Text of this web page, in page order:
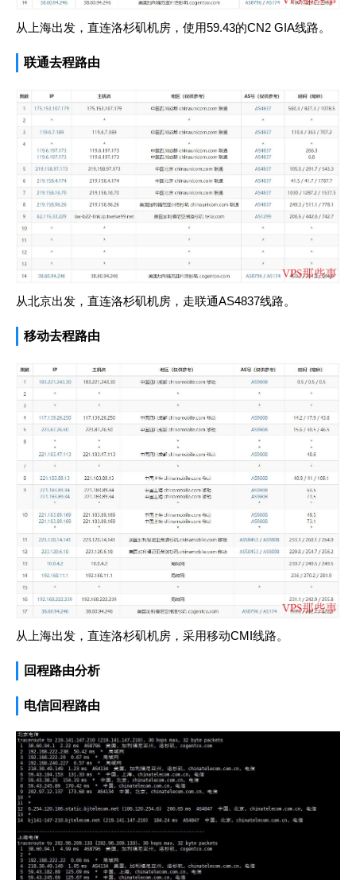
从上海出发，直连洛杉矶机房，使用59.43的CN2 GIA线路。
联通去程路由
从北京出发，直连洛杉矶机房，走联通AS4837线路。
移动去程路由
从上海出发，直连洛杉矶机房，采用移动CMI线路。
回程路由分析
电信回程路由